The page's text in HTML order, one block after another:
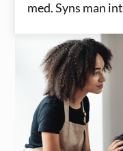
med. Syns man